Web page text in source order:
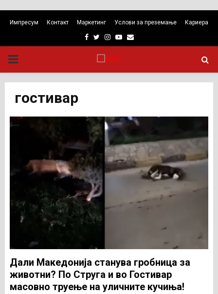
Импресум Контакт Маркетинг Услови за преземање Кариера
Facebook
TwitterInstagram
Youtube
Email
PRIMARY
MENU
гостивар
Дали Македонија станува гробница за
животни? По Струга и во Гостивар
масовно труење на уличните кучиња!